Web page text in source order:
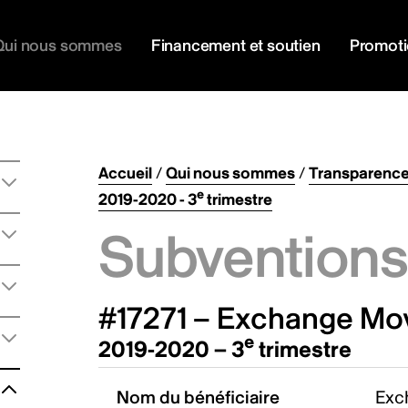
nous sommes Financement et soutien
Accueil/Qui nous sommes/
2019-2020 - 3etrimestre
#17271 – Exchange
2019-2020 – 3e trimestre
Nom du bénéficiaire